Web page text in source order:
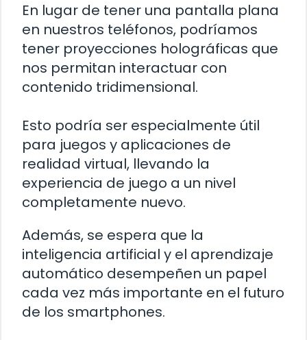
En lugar de tener una pantalla plana
en nuestros teléfonos, podríamos
tener proyecciones holográficas que
nos permitan interactuar con
contenido tridimensional.
Esto podría ser especialmente útil
para juegos y aplicaciones de
realidad virtual, llevando la
experiencia de juego a un nivel
completamente nuevo.
Además, se espera que la
inteligencia artificial y el aprendizaje
automático desempeñen un papel
cada vez más importante en el futuro
de los smartphones.